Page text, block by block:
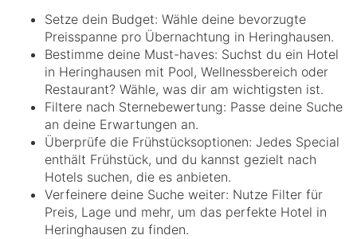
Setze dein Budget: Wähle deine bevorzugte
Preisspanne pro Übernachtung in Heringhausen.
Bestimme deine Must-haves: Suchst du ein Hotel
in Heringhausen mit Pool, Wellnessbereich oder
Restaurant? Wähle, was dir am wichtigsten ist.
Filtere nach Sternebewertung: Passe deine Suche
an deine Erwartungen an.
Überprüfe die Frühstücksoptionen: Jedes Special
enthält Frühstück, und du kannst gezielt nach
Hotels suchen, die es anbieten.
Verfeinere deine Suche weiter: Nutze Filter für
Preis, Lage und mehr, um das perfekte Hotel in
Heringhausen zu finden.